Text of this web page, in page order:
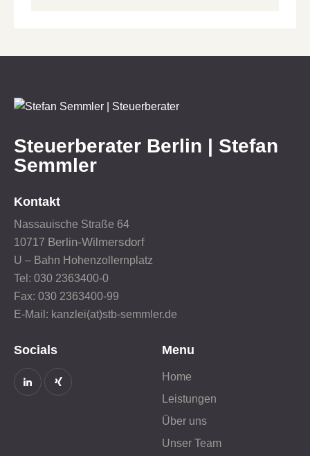
Steuerberater Berlin | Stefan
Semmler
Kontakt
Nassauische Straße 64
10717 Berlin-Wilmersdorf
U – Bahn Hohenzollernplatz
Tel: 030 2363400-0
Fax: 030 2363400-99
E-Mail: kanzlei(at)stb-semmler.de
Socials Menu
Home
Leistungen
Über uns
Unser Team